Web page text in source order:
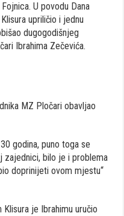
U povodu Dana
upriličio i jednu
dugogodišnjeg
Ibrahima Zečevića.
MZ Pločari obavljao
godina, puno toga se
zajednici, bilo je i problema
doprinijeti ovom mjestu“
je Ibrahimu uručio